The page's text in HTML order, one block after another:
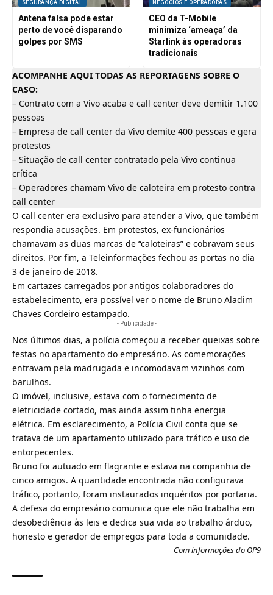
SEGURANÇA DIGITAL
Antena falsa pode estar
perto de você disparando
golpes por SMS
NEGÓCIOS E OPERADORAS
CEO da T-Mobile
minimiza ‘ameaça’ da
Starlink às operadoras
tradicionais
ACOMPANHE AQUI TODAS AS REPORTAGENS SOBRE O
CASO:
– Contrato com a Vivo acaba e call center deve demitir 1.100
pessoas
– Empresa de call center da Vivo demite 400 pessoas e gera
protestos
– Situação de call center contratado pela Vivo continua
crítica
– Operadores chamam Vivo de caloteira em protesto contra
call center
O call center era exclusivo para atender a Vivo, que também
respondia acusações. Em protestos, ex-funcionários
chamavam as duas marcas de “caloteiras” e cobravam seus
direitos. Por fim, a Teleinformações fechou as portas no dia
3 de janeiro de 2018.
Em cartazes carregados por antigos colaboradores do
estabelecimento, era possível ver o nome de Bruno Aladim
Chaves Cordeiro estampado.
- Publicidade -
Nos últimos dias, a polícia começou a receber queixas sobre
festas no apartamento do empresário. As comemorações
entravam pela madrugada e incomodavam vizinhos com
barulhos.
O imóvel, inclusive, estava com o fornecimento de
eletricidade cortado, mas ainda assim tinha energia
elétrica. Em esclarecimento, a Polícia Civil conta que se
tratava de um apartamento utilizado para tráfico e uso de
entorpecentes.
Bruno foi autuado em flagrante e estava na companhia de
cinco amigos. A quantidade encontrada não configurava
tráfico, portanto, foram instaurados inquéritos por portaria.
A defesa do empresário comunica que ele não trabalha em
desobediência às leis e dedica sua vida ao trabalho árduo,
honesto e gerador de empregos para toda a comunidade.
Com informações do OP9